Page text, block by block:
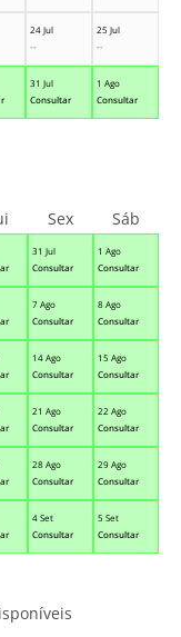
24 Jul
--
25 Jul
--
31 Jul
Consultar
1 Ago
Consultar
31 Jul
Consultar
1 Ago
Consultar
7 Ago
Consultar
8 Ago
Consultar
14 Ago
Consultar
15 Ago
Consultar
21 Ago
Consultar
22 Ago
Consultar
28 Ago
Consultar
29 Ago
Consultar
4 Set
Consultar
5 Set
Consultar
Sex Sáb